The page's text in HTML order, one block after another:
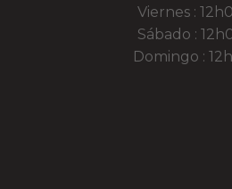
Viernes :
Sábado :
Domingo :